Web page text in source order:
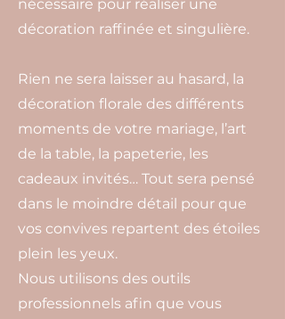
nécessaire pour réaliser une
décoration raffinée et singulière.
Rien ne sera laisser au hasard, la
décoration florale des différents
moments de votre mariage, l’art
de la table, la papeterie, les
cadeaux invités… Tout sera pensé
dans le moindre détail pour que
vos convives repartent des étoiles
plein les yeux.
Nous utilisons des outils
professionnels afin que vous